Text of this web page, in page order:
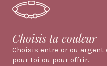
Choisis ta couleur
Choisis entre or ou argent
pour toi ou pour offrir.